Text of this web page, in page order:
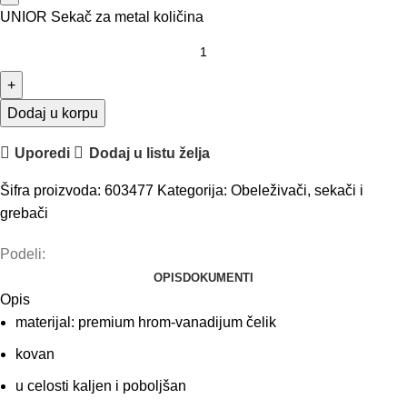
UNIOR Sekač za metal količina
Dodaj u korpu
Uporedi Dodaj u listu želja
Šifra proizvoda: 603477 Kategorija: Obeleživači, sekači i
grebači
Podeli:
OPIS DOKUMENTI
Opis
materijal: premium hrom-vanadijum čelik
kovan
u celosti kaljen i poboljšan